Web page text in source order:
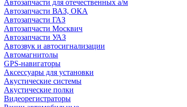
Автозапчасти для отечественных а/м
Автозапчасти ВАЗ, ОКА
Автозапчасти ГАЗ
Автозапчасти Москвич
Автозапчасти УАЗ
Автозвук и автосигнализации
Автомагнитолы
GPS-навигаторы
Аксессуары для установки
Акустические системы
Акустические полки
Видеорегистраторы